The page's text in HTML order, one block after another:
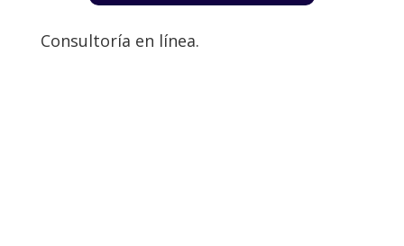
Consultoría en línea.